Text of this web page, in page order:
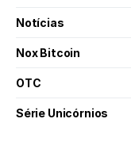
Notícias
Nox Bitcoin
OTC
Série Unicórnios